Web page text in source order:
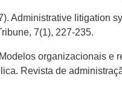
Administrative litigation
7(1), 227-235.
organizacionais e
Revista de